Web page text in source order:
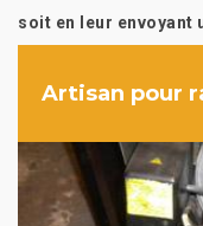
soit en leur envoyant
Artisan pour